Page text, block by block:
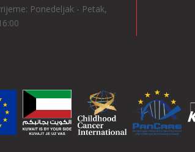
Ponedeljak - Petak,